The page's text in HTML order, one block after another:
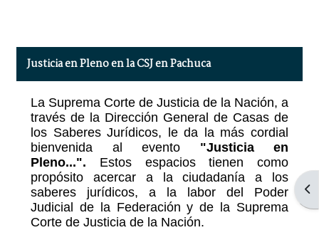
Justicia en Pleno en la CSJ en Pachuca
La Suprema Corte de Justicia de la Nación, a
través de la Dirección General de Casas de
los Saberes Jurídicos, le da la más cordial
bienvenida al evento "Justicia en
Pleno...". Estos espacios tienen como
propósito acercar a la ciudadanía a los
saberes jurídicos, a la labor del Poder
Judicial de la Federación y de la Suprema
Corte de Justicia de la Nación.